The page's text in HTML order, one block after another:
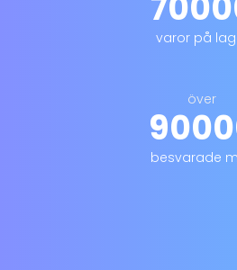
varor på
över
besvarade